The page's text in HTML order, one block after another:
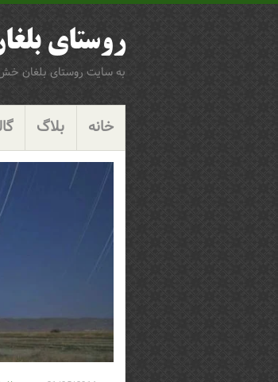
روستای
به سایت روستای بلغان
گزینگان
پرش
خانه بلاگ